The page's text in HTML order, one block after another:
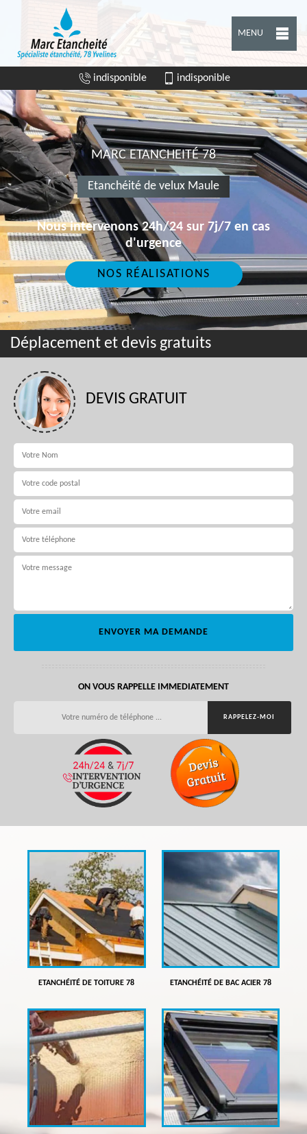
MENU
indisponible indisponible
MARC ETANCHEITÉ 78
Etanchéité de velux Maule
Nous intervenons 24h/24 sur 7j/7 en cas
d'urgence
NOS RÉALISATIONS
Déplacement et devis gratuits
DEVIS GRATUIT
ON VOUS RAPPELLE IMMEDIATEMENT
ETANCHÉITÉ DE TOITURE 78 ETANCHÉITÉ DE BAC ACIER 78